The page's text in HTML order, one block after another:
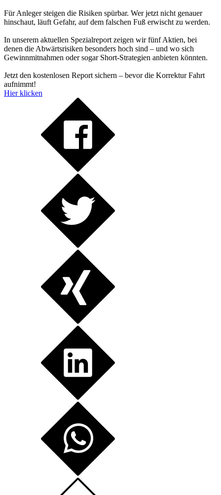
Für Anleger steigen die Risiken spürbar. Wer jetzt nicht genauer
hinschaut, läuft Gefahr, auf dem falschen Fuß erwischt zu werden.
In unserem aktuellen Spezialreport zeigen wir fünf Aktien, bei
denen die Abwärtsrisiken besonders hoch sind – und wo sich
Gewinnmitnahmen oder sogar Short-Strategien anbieten könnten.
Jetzt den kostenlosen Report sichern – bevor die Korrektur Fahrt
aufnimmt!
Hier klicken